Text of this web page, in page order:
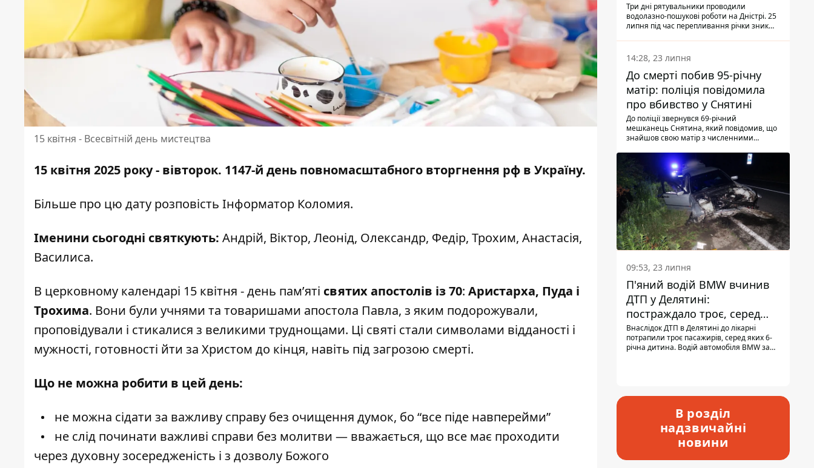
15 квітня - Всесвітній день мистецтва
15 квітня 2025 року - вівторок. 1147-й день повномасштабного вторгнення рф в Україну.
Більше про цю дату розповість Інформатор Коломия.
Іменини сьогодні святкують: Андрій, Віктор, Леонід, Олександр, Федір, Трохим, Анастасія,
Василиса.
В церковному календарі 15 квітня - день пам’яті святих апостолів із 70: Аристарха, Пуда і
Трохима. Вони були учнями та товаришами апостола Павла, з яким подорожували,
проповідували і стикалися з великими труднощами. Ці святі стали символами відданості і
мужності, готовності йти за Христом до кінця, навіть під загрозою смерті.
Що не можна робити в цей день:
не можна сідати за важливу справу без очищення думок, бо “все піде навперейми”
не слід починати важливі справи без молитви — вважається, що все має проходити
через духовну зосередженість і з дозволу Божого
Три дні рятувальники проводили
водолазно-пошукові роботи на Дністрі. 25
липня під час перепливання річки зник
виявили тіло.
14:28, 23 липня
До смерті побив 95-річну
матір: поліція повідомила
про вбивство у Снятині
До поліції звернувся 69-річний
мешканець Снятина, який повідомив, що
знайшов свою матір з численними
з'ясували правоохоронці, ці травми жінці
наніс її син.
09:53, 23 липня
П'яний водій BMW вчинив
ДТП у Делятині:
постраждало троє, серед
них - дитина
Внаслідок ДТП в Делятині до лікарні
потрапили троє пасажирів, серед яких 6-
річна дитина. Водій автомобіля BMW за
В розділ
надзвичайні
новини